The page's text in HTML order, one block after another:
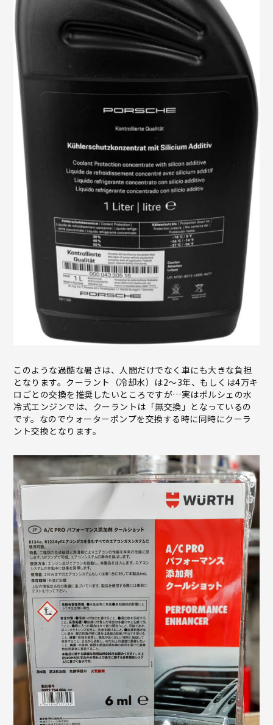
このような過酷な暑さは、人間だけでなく車にも大きな負担
となります。クーラント（冷却水）は2〜3年、もしくは4万キ
ロごとの交換を推奨したいところですが…実はポルシェの水
冷式エンジンでは、クーラントは「無交換」となっているの
です。なのでウォーターポンプを交換する時に同時にクーラ
ント交換となります。